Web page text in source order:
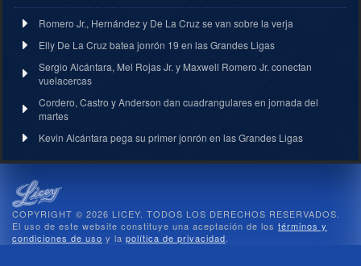
Romero Jr., Hernández y De La Cruz se van sobre la verja
Elly De La Cruz batea jonrón 19 en las Grandes Ligas
Sergio Alcántara, Mel Rojas Jr. y Maxwell Romero Jr. conectan
vuelacercas
Cordero, Castro y Anderson dan cuadrangulares en jornada del
martes
Kevin Alcántara pega su primer jonrón en las Grandes Ligas
COPYRIGHT © 2026 LICEY. TODOS LOS DERECHOS RESERVADOS.
El uso de este website constituye una aceptación de los términos y
condiciones de uso y la política de privacidad